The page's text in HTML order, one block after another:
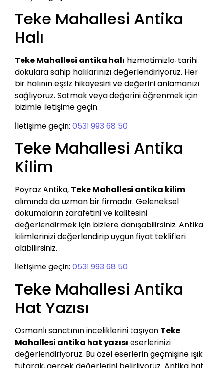
Teke Mahallesi Antika
Halı
Teke Mahallesi antika halı hizmetimizle, tarihi
dokulara sahip halılarınızı değerlendiriyoruz. Her
bir halının eşsiz hikayesini ve değerini anlamanızı
sağlıyoruz. Satmak veya değerini öğrenmek için
bizimle iletişime geçin.
İletişime geçin: 0531 993 68 50
Teke Mahallesi Antika
Kilim
Poyraz Antika, Teke Mahallesi antika kilim
alımında da uzman bir firmadır. Geleneksel
dokumaların zarafetini ve kalitesini
değerlendirmek için bizlere danışabilirsiniz. Antika
kilimlerinizi değerlendirip uygun fiyat teklifleri
alabilirsiniz.
İletişime geçin: 0531 993 68 50
Teke Mahallesi Antika
Hat Yazısı
Osmanlı sanatının inceliklerini taşıyan Teke
Mahallesi antika hat yazısı eserlerinizi
değerlendiriyoruz. Bu özel eserlerin geçmişine ışık
tutarak, gerçek değerlerini belirliyoruz. Antika hat